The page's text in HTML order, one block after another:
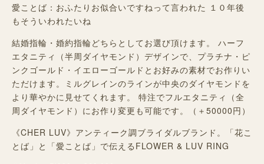
愛ことば：おふたりお似合いですねって言われた １０年後
もそういわれたいね
結婚指輪・婚約指輪どちらとしてお選び頂けます。 ハーフ
エタニティ（半周ダイヤモンド）デザインで、プラチナ・ピ
ンクゴールド・イエローゴールドとお好みの素材でお作りい
ただけます。ミルグレインのラインが中央のダイヤモンドを
より華やかに見せてくれます。 特注でフルエタニティ（全
周ダイヤモンド）にお作り変更も可能です。（＋50000円）
《CHER LUV》アンティーク調ブライダルブランド。「花こ
とば」と「愛ことば」で伝えるFLOWER & LUV RING